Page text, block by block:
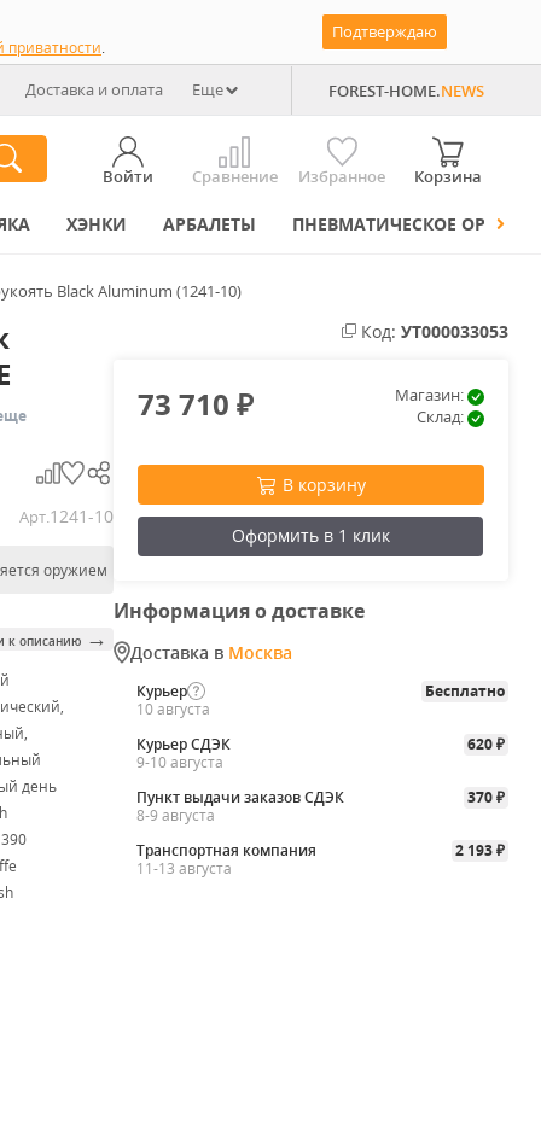
приватности.
Подтверждаю
Доставка и оплата Еще FOREST-HOME.NEWS
Войти Сравнение Избранное Корзина
ХЭНКИ АРБАЛЕТЫ ПНЕВМАТИЧЕСКОЕ ОРУЖИЕ
Black Aluminum (1241-10)
Арт.1241-10
оружием
к описанию →
день
Код: УТ000033053
73 710₽
Магазин:
Склад:
В корзину
Оформить в 1 клик
Информация о доставке
Доставка в Москва
Курьер
Бесплатно
10 августа
Курьер СДЭК
620 ₽
9-10 августа
Пункт выдачи заказов СДЭК
370 ₽
8-9 августа
Транспортная компания
2 193 ₽
11-13 августа